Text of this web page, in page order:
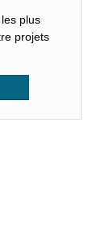
plus
projets